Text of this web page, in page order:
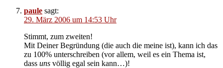
paule sagt:
29. März 2006 um 14:53 Uhr
Stimmt, zum zweiten!
Mit Deiner Begründung (die auch die meine ist), kann ich das
zu 100% unterschreiben (vor allem, weil es ein Thema ist,
dass uns völlig egal sein kann…)!